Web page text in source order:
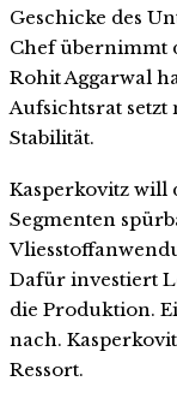
Geschicke des
Chef übernimmt
Rohit Aggarwal
Aufsichtsrat
Stabilität.
Kasperkovitz will
Segmenten
Dafür investiert
die Produktion.
nach.
Ressort.